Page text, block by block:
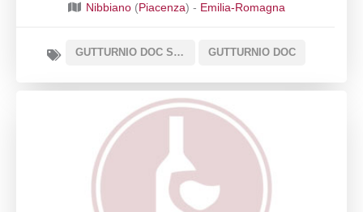
Nibbiano(Piacenza) - Emilia-Romagna
GUTTURNIO DOC SOTTOZONA CLASSICO GUTTURNIO DOC